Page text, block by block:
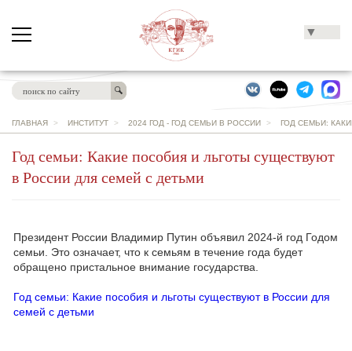
▼
ГЛАВНАЯ > ИНСТИТУТ > 2024 ГОД - ГОД СЕМЬИ В РОССИИ > ГОД СЕМЬИ:
Год семьи: Какие пособия и льготы существуют
в России для семей с детьми
Президент России Владимир Путин объявил 2024-й год Годом
семьи. Это означает, что к семьям в течение года будет
обращено пристальное внимание государства.
Год семьи: Какие пособия и льготы существуют в России для
семей с детьми